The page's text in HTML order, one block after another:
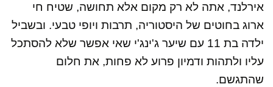
אירלנד, אתה לא רק מקום אלא תחושה, שטיח חי
ארוג בחוטים של היסטוריה, תרבות ויופי טבעי. ובשביל
ילדה בת 11 עם שיער ג'ינג'י שאי אפשר שלא להסתכל
עליו ולתהות ודמיון פרוע לא פחות, את חלום
שהתגשם.